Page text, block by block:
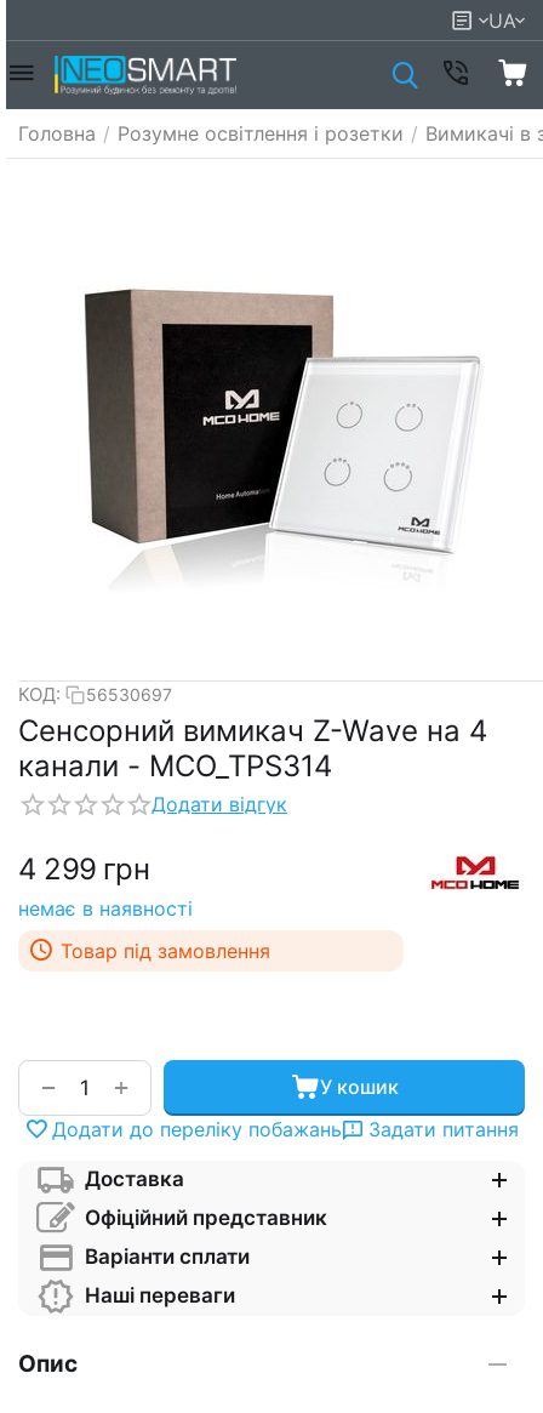
UA
Головна / Розумне освітлення і розетки / Вимикачі в
КОД: 56530697
Сенсорний вимикач Z-Wave на 4
канали - MCO_TPS314
Додати відгук
4 299 грн
немає в наявності
Товар під замовлення
+
−
У кошик
Додати до переліку побажань
Задати питання
Доставка
Офіційний представник
Варіанти сплати
Наші переваги
Опис